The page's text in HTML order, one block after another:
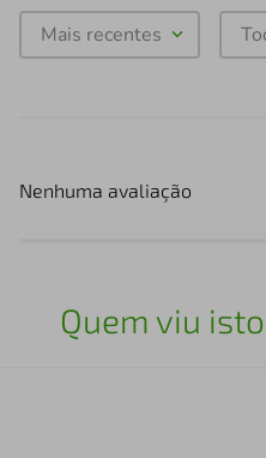
Mais recentes
Nenhuma avaliação
Quem viu